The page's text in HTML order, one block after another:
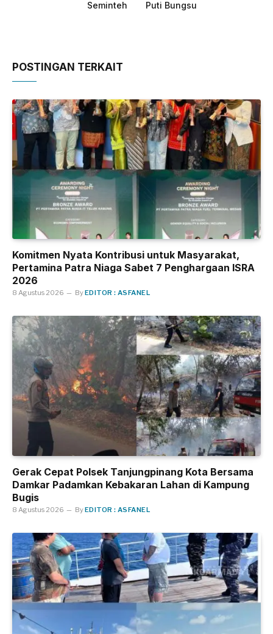
Seminteh Puti Bungsu
POSTINGAN TERKAIT
Komitmen Nyata Kontribusi untuk Masyarakat,
Pertamina Patra Niaga Sabet 7 Penghargaan ISRA
2026
8 Agustus 2026 ByEDITOR : ASFANEL
Gerak Cepat Polsek Tanjungpinang Kota Bersama
Damkar Padamkan Kebakaran Lahan di Kampung
Bugis
8 Agustus 2026 ByEDITOR : ASFANEL